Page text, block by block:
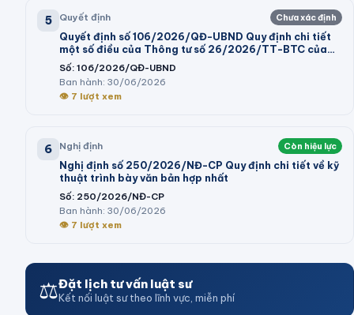
5 Quyết định Chưa xác định
Quyết định số 106/2026/QĐ-UBND Quy định chi tiết
một số điều của Thông tư số 26/2026/TT-BTC của
Bộ trưởng Bộ Tài chính hướng dẫn thi hành một số điều
của Nghị định số 73/2026/NĐ-CP ngày 10 tháng 3
năm 2026 của Chính phủ quy định chi tiết và hướng
dẫn thi hành một số điều của Luật Ngân sách nhà nước
Số: 106/2026/QĐ-UBND
Ban hành: 30/06/2026
👁 7 lượt xem
6 Nghị định Còn hiệu lực
Nghị định số 250/2026/NĐ-CP Quy định chi tiết về kỹ
thuật trình bày văn bản hợp nhất
Số: 250/2026/NĐ-CP
Ban hành: 30/06/2026
👁 7 lượt xem
⚖️Đặt lịch tư vấn luật sư
Kết nối luật sư theo lĩnh vực, miễn phí